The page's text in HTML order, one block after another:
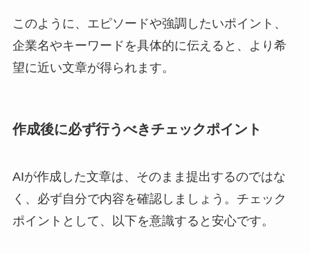
このように、エピソードや強調したいポイント、
企業名やキーワードを具体的に伝えると、より希
望に近い文章が得られます。
作成後に必ず行うべきチェックポイント
AIが作成した文章は、そのまま提出するのではな
く、必ず自分で内容を確認しましょう。チェック
ポイントとして、以下を意識すると安心です。